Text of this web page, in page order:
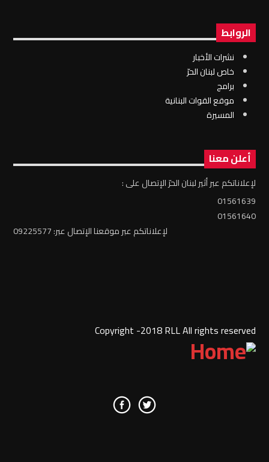
الروابط
نشرات الأخبار
خاص لبنان الحرّ
برامج
موقع القوات البنانية
المسيرة
أعلن معنا
لإعلاناتكم عبر أثير لبنان الحرّ الإتصال على :
01561639
01561640
لإعلاناتكم عبر موقعنا الإتصال عبر: 09225577
Copyright -2018 RLL All rights reserved